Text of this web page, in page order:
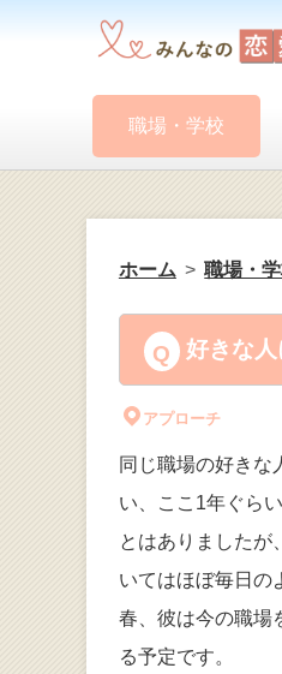
職場・学校
ホーム 職場・
好きな人
アプローチ
同じ職場の好きな
い、ここ1年ぐら
とはありましたが
いてはほぼ毎日の
春、彼は今の職場
る予定です。